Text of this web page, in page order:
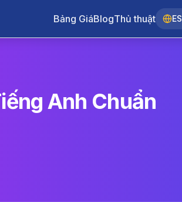
Bảng GiáBlogThủ thuật ES
Anh Chuẩn